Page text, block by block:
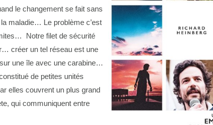
le changement se fait sans
maladie… Le problème c’est
Notre filet de sécurité
créer un tel réseau est une
sur une île avec une carabine…
de petites unités
elles couvrent un plus grand
qui communiquent entre